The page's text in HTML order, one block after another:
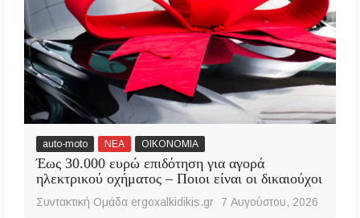
auto-moto ΝΕΑ ΟΙΚΟΝΟΜΙΑ
Έως 30.000 ευρώ επιδότηση για αγορά
ηλεκτρικού οχήματος – Ποιοι είναι οι δικαιούχοι
Συντακτική Ομάδα ergoxalkidikis.gr 7 Αυγούστου, 2026